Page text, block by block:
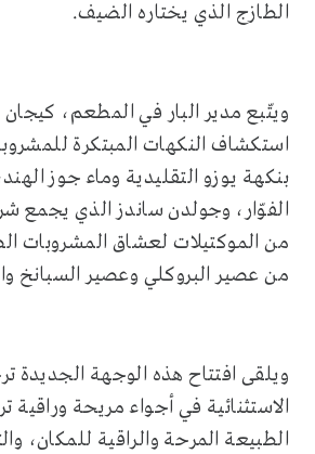
الطازج الذي يختاره الضيف.
ويتّبع مدير البار في المطعم،
استكشاف النكهات المبتكرة
بنكهة يوزو التقليدية وماء جوز
الفوّار، وجولدن ساندز الذي يجمع
من الموكتيلات لعشاق المشروبات
من عصير البروكلي وعصير السبانخ
ويلقى افتتاح هذه الوجهة الجديدة
الاستثنائية في أجواء مريحة
الطبيعة المرحة والراقية للمكان،